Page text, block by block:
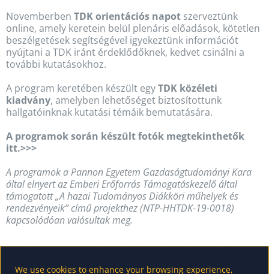
We use cookies to enhance your browsing experience,
Novemberben TDK orientációs napot szerveztünk
online, amely keretein belül plenáris előadások, kötetlen
beszélgetések segítségével igyekeztünk információt
nyújtani a TDK iránt érdeklődőknek, kedvet csinálni a
további kutatásokhoz.
A program keretében készült egyTDK közéleti
kiadvány, amelyben lehetőséget biztosítottunk
hallgatóinknak kutatási témáik bemutatására.
A programok során készült fotók megtekinthetők
itt.>>>
A programok a Pannon Egyetem Gazdaságtudományi Kara
által elnyert az Emberi Erőforrás Támogatáskezelő által
támogatott „A hazai Tudományos Diákköri műhelyek és
rendezvényeik” című projekthez (NTP-HHTDK-19-0018)
kapcsolódóan valósultak meg.